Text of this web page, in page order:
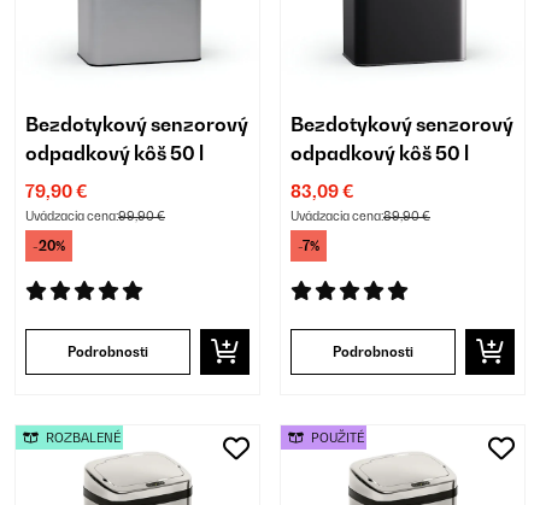
Bezdotykový senzorový
odpadkový kôš 50 l
79,90 €
Uvádzacia cena:99,90 €
-20%
Podrobnosti
Bezdotykový senzorový
odpadkový kôš 50 l
83,09 €
Uvádzacia cena:89,90 €
-7%
Podrobnosti
ROZBALENÉ POUŽITÉ